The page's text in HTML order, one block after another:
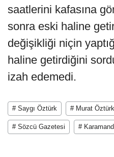
saatlerini kafasına
sonra eski haline
değişikliği niçin
haline getirdiğini
izah edemedi.
# Saygı Öztürk # Murat Öztürk
# Sözcü Gazetesi #